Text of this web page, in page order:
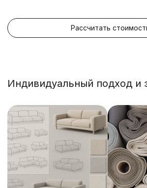
Рассчитать
Индивидуальный подход и